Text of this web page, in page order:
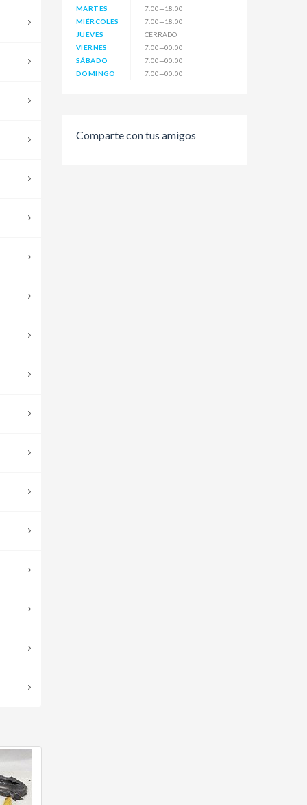
MARTES
7:00—18:00
MIÉRCOLES
7:00—18:00
JUEVES
CERRADO
VIERNES
7:00—00:00
SÁBADO
7:00—00:00
DOMINGO
7:00—00:00
Comparte con tus amigos